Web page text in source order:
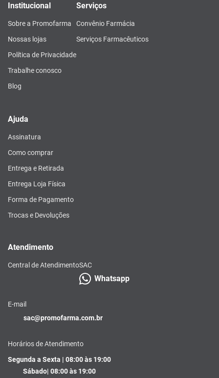
Institucional
Sobre a Promofarma
Nossas lojas
Política de Privacidade
Trabalhe conosco
Blog
Serviços
Convênio Farmácia
Serviços Farmacêuticos
Ajuda
Assinatura
Como comprar
Entrega e Retirada
Entrega Loja Física
Forma de Pagamento
Trocas e Devoluções
Atendimento
Central de AtendimentoSAC
Whatsapp
E-mail
sac@promofarma.com.br
Horários de Atendimento
Segunda a Sexta | 08:00 às 19:00
Sábado| 08:00 às 19:00